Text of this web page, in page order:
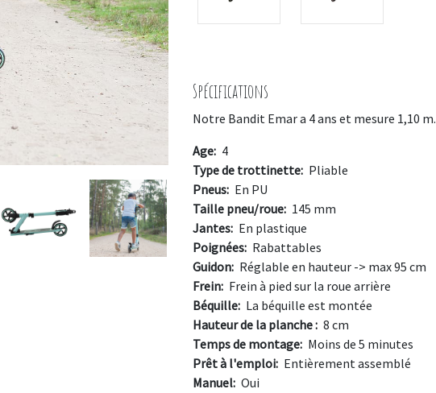
Spécifications
Notre Bandit Emar a 4 ans et mesure 1,10 m.
Age: 4
Type de trottinette: Pliable
Pneus: En PU
Taille pneu/roue: 145 mm
Jantes: En plastique
Poignées: Rabattables
Guidon: Réglable en hauteur -> max 95 cm
Frein: Frein à pied sur la roue arrière
Béquille: La béquille est montée
Hauteur de la planche : 8 cm
Temps de montage: Moins de 5 minutes
Prêt à l'emploi: Entièrement assemblé
Manuel: Oui